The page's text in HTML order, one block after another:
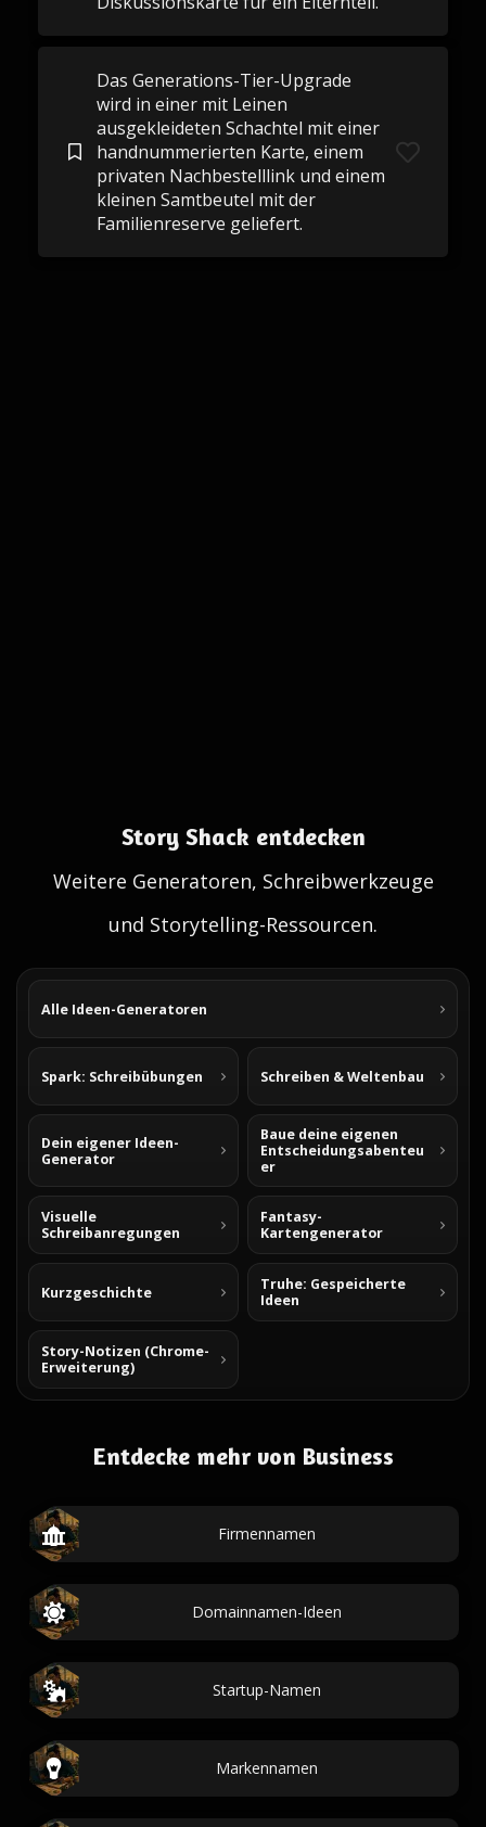
Das Generations-Tier-Upgrade
wird in einer mit Leinen
ausgekleideten Schachtel mit einer
handnummerierten Karte, einem
privaten Nachbestelllink und einem
kleinen Samtbeutel mit der
Familienreserve geliefert.
Story Shack entdecken
Weitere Generatoren, Schreibwerkzeuge
und Storytelling-Ressourcen.
Alle Ideen-Generatoren
Spark: Schreibübungen Schreiben & Weltenbau
Dein eigener Ideen-
Generator
Baue deine eigenen
Entscheidungsabenteu
er
Visuelle
Schreibanregungen
Fantasy-
Kartengenerator
Kurzgeschichte
Truhe: Gespeicherte
Ideen
Story-Notizen (Chrome-
Erweiterung)
Entdecke mehr von Business
Firmennamen
Domainnamen-Ideen
Startup-Namen
Markennamen